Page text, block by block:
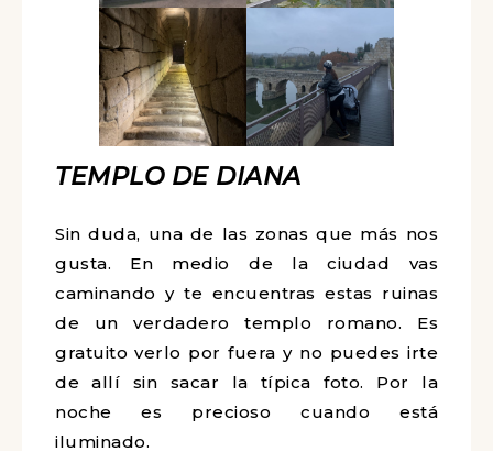
TEMPLO DE DIANA
Sin duda, una de las zonas que más nos
gusta. En medio de la ciudad vas
caminando y te encuentras estas ruinas
de un verdadero templo romano. Es
gratuito verlo por fuera y no puedes irte
de allí sin sacar la típica foto. Por la
noche es precioso cuando está
iluminado.